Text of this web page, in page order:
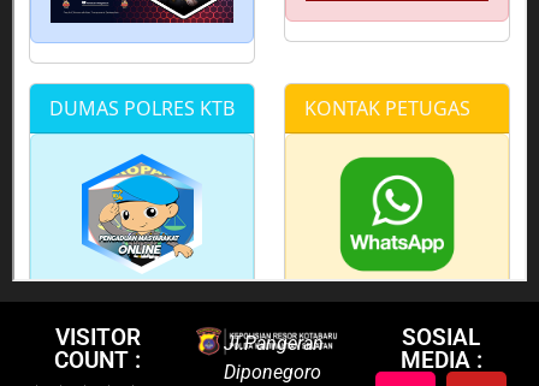
VISITOR
COUNT :
Jl.Pangeran
Diponegoro
SOSIAL
MEDIA :